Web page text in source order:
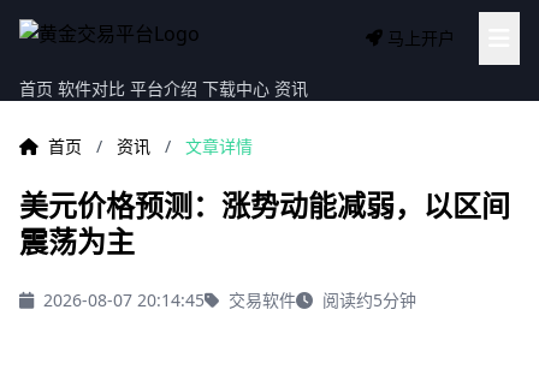
马上开户
首页 软件对比 平台介绍 下载中心 资讯
首页 / 资讯 / 文章详情
美元价格预测：涨势动能减弱，以区间
震荡为主
2026-08-07 20:14:45 交易软件 阅读约5分钟